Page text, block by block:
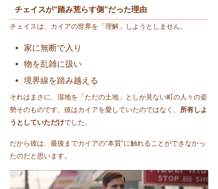
チェイスが“踏み荒らす側”だった理由
チェイスは、カイアの世界を「理解」しようとしません。
家に無断で入り
物を乱雑に扱い
境界線を踏み越える
それはまさに、湿地を「ただの土地」としか見ない町の人々の姿
勢そのものです。彼はカイアを愛していたのではなく、 所有しよ
うとしていただけでした。
だから彼は、最後までカイアの“本質”に触れることができなかっ
たのだと思います。